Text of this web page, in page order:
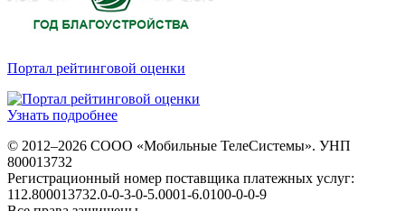
Портал рейтинговой оценки
Узнать подробнее
© 2012–2026 СООО «Мобильные ТелеСистемы». УНП
800013732
Регистрационный номер поставщика платежных услуг:
112.800013732.0-0-3-0-5.0001-6.0100-0-0-9